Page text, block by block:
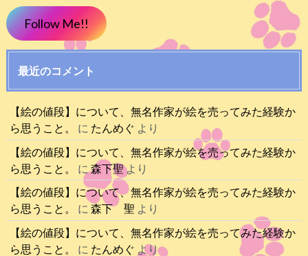
Follow Me!!
最近のコメント
【絵の値段】について、無名作家が絵を売ってみた経験か
ら思うこと。
に たんめぐ より
【絵の値段】について、無名作家が絵を売ってみた経験か
ら思うこと。
に 森下聖より
【絵の値段】について、無名作家が絵を売ってみた経験か
ら思うこと。
に 森下 聖 より
【絵の値段】について、無名作家が絵を売ってみた経験か
ら思うこと。
に たんめぐ より